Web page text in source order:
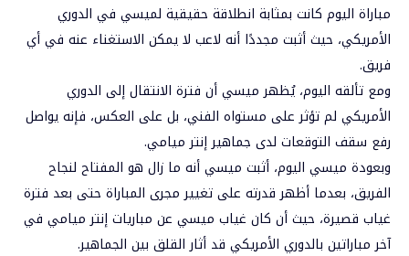
مباراة اليوم كانت بمثابة انطلاقة حقيقية لميسي في الدوري
الأمريكي، حيث أثبت مجددًا أنه لاعب لا يمكن الاستغناء عنه في أي
فريق.
ومع تألقه اليوم، يُظهر ميسي أن فترة الانتقال إلى الدوري
الأمريكي لم تؤثر على مستواه الفني، بل على العكس، فإنه يواصل
رفع سقف التوقعات لدى جماهير إنتر ميامي.
وبعودة ميسي اليوم، أثبت ميسي أنه ما زال هو المفتاح لنجاح
الفريق، بعدما أظهر قدرته على تغيير مجرى المباراة حتى بعد فترة
غياب قصيرة، حيث أن كان غياب ميسي عن مباريات إنتر ميامي في
آخر مباراتين بالدوري الأمريكي قد أثار القلق بين الجماهير.